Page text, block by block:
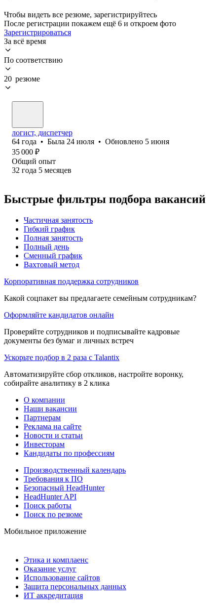
Чтобы видеть все резюме, зарегистрируйтесь
После регистрации покажем ещё 6 и откроем фото
Зарегистрироваться
За всё время
По соответствию
20 резюме
логист, диспетчер
64 года • Была 24 июля • Обновлено 5 июня
35 000 ₽
Общий опыт
32 года 5 месяцев
Быстрые фильтры подбора вакансий
Частичная занятость
Гибкий график
Полная занятость
Полный день
Сменный график
Вахтовый метод
Корпоративная поддержка сотрудников
Какой соцпакет вы предлагаете семейным сотрудникам?
Оформляйте кандидатов онлайн
Проверяйте сотрудников и подписывайте кадровые
документы без бумаг и личных встреч
Ускорьте подбор в 2 раза с Talantix
Автоматизируйте сбор откликов, настройте воронку,
собирайте аналитику в 2 клика
О компании
Наши вакансии
Партнерам
Реклама на сайте
Новости и статьи
Инвесторам
Кандидаты по профессиям
Производственный календарь
Требования к ПО
Безопасный HeadHunter
HeadHunter API
Поиск работы
Поиск по резюме
Мобильное приложение
Этика и комплаенс
Оказание услуг
Использование сайтов
Защита персональных данных
ИТ аккредитация